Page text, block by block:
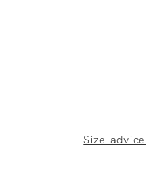
Size advice